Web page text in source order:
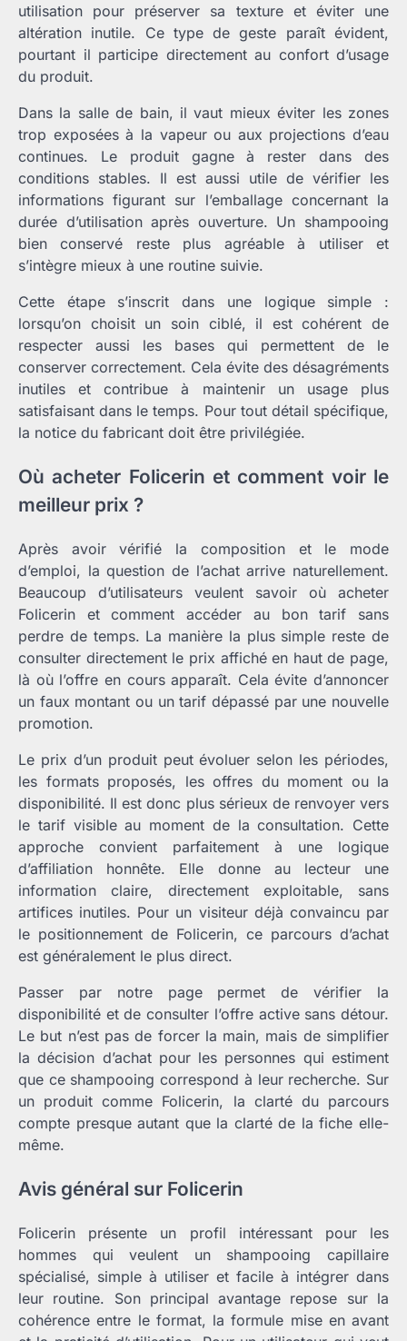
utilisation pour préserver sa texture et éviter une
altération inutile. Ce type de geste paraît évident,
pourtant il participe directement au confort d’usage
du produit.
Dans la salle de bain, il vaut mieux éviter les zones
trop exposées à la vapeur ou aux projections d’eau
continues. Le produit gagne à rester dans des
conditions stables. Il est aussi utile de vérifier les
informations figurant sur l’emballage concernant la
durée d’utilisation après ouverture. Un shampooing
bien conservé reste plus agréable à utiliser et
s’intègre mieux à une routine suivie.
Cette étape s’inscrit dans une logique simple :
lorsqu’on choisit un soin ciblé, il est cohérent de
respecter aussi les bases qui permettent de le
conserver correctement. Cela évite des désagréments
inutiles et contribue à maintenir un usage plus
satisfaisant dans le temps. Pour tout détail spécifique,
la notice du fabricant doit être privilégiée.
Où acheter Folicerin et comment voir le
meilleur prix ?
Après avoir vérifié la composition et le mode
d’emploi, la question de l’achat arrive naturellement.
Beaucoup d’utilisateurs veulent savoir où acheter
Folicerin et comment accéder au bon tarif sans
perdre de temps. La manière la plus simple reste de
consulter directement le prix affiché en haut de page,
là où l’offre en cours apparaît. Cela évite d’annoncer
un faux montant ou un tarif dépassé par une nouvelle
promotion.
Le prix d’un produit peut évoluer selon les périodes,
les formats proposés, les offres du moment ou la
disponibilité. Il est donc plus sérieux de renvoyer vers
le tarif visible au moment de la consultation. Cette
approche convient parfaitement à une logique
d’affiliation honnête. Elle donne au lecteur une
information claire, directement exploitable, sans
artifices inutiles. Pour un visiteur déjà convaincu par
le positionnement de Folicerin, ce parcours d’achat
est généralement le plus direct.
Passer par notre page permet de vérifier la
disponibilité et de consulter l’offre active sans détour.
Le but n’est pas de forcer la main, mais de simplifier
la décision d’achat pour les personnes qui estiment
que ce shampooing correspond à leur recherche. Sur
un produit comme Folicerin, la clarté du parcours
compte presque autant que la clarté de la fiche elle-
même.
Avis général sur Folicerin
Folicerin présente un profil intéressant pour les
hommes qui veulent un shampooing capillaire
spécialisé, simple à utiliser et facile à intégrer dans
leur routine. Son principal avantage repose sur la
cohérence entre le format, la formule mise en avant